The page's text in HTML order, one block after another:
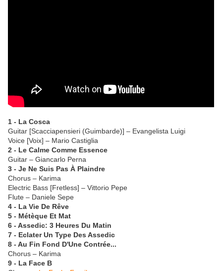
1 - La Cosca
Guitar [Scacciapensieri (Guimbarde)] – Evangelista Luigi
Voice [Voix] – Mario Castiglia
2 - Le Calme Comme Essence
Guitar – Giancarlo Perna
3 - Je Ne Suis Pas À Plaindre
Chorus – Karima
Electric Bass [Fretless] – Vittorio Pepe
Flute – Daniele Sepe
4 - La Vie De Rêve
5 - Métèque Et Mat
6 - Assedic: 3 Heures Du Matin
7 - Eclater Un Type Des Assedic
8 - Au Fin Fond D'Une Contrée...
Chorus – Karima
9 - La Face B